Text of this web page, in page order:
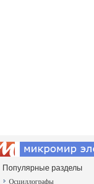
Популярные разделы
Осциллографы